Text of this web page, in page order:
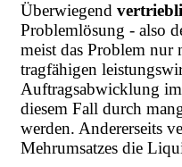
Überwiegend
Problemlösung - also
meist das Problem nur
tragfähigen
Auftragsabwicklung
diesem Fall durch
werden. Andererseits
Mehrumsatzes die